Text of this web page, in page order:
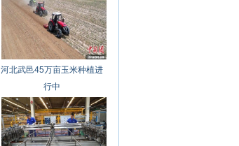
河北武邑45万亩玉米种植进
行中